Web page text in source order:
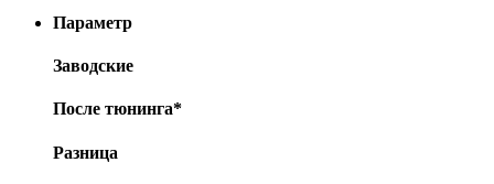
Параметр
Заводские
После тюнинга*
Разница